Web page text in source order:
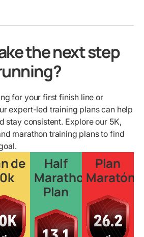
the next step
for your first finish line or
expert-led training plans can help
stay consistent. Explore our 5K,
marathon training plans to find
de
Half
Marathon
Plan
Plan
Maratón